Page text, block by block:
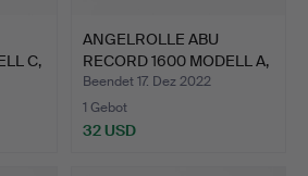
C,
ANGELROLLE ABU
RECORD 1600 MODELL A,
WOHL …
Beendet 17. Dez 2022
1 Gebot
32 USD